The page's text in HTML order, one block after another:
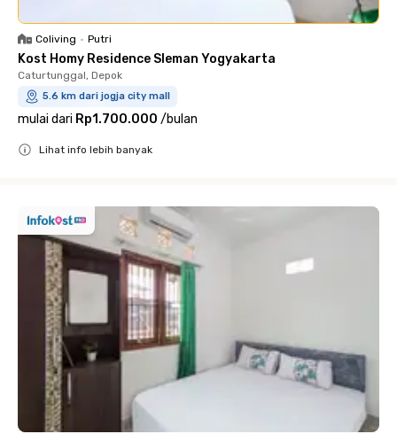
Coliving • Putri
Kost Homy Residence Sleman Yogyakarta
Caturtunggal, Depok
5.6 km dari jogja city mall
mulai dari Rp1.700.000 /bulan
Lihat info lebih banyak